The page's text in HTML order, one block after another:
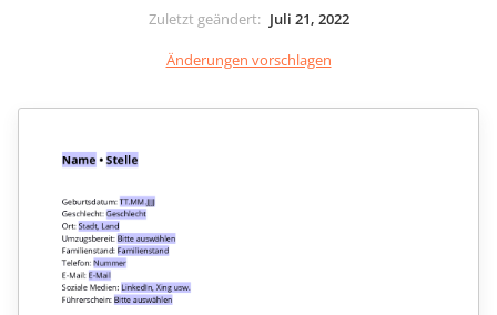
Zuletzt geändert: Juli 21, 2022
Änderungen vorschlagen